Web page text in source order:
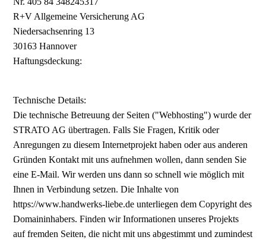
R+V Allgemeine Versicherung AG
Niedersachsenring 13
30163 Hannover
Haftungsdeckung:
Technische Details:
Die technische Betreuung der Seiten ("Webhosting") wurde der
STRATO AG übertragen. Falls Sie Fragen, Kritik oder
Anregungen zu diesem Internetprojekt haben oder aus anderen
Gründen Kontakt mit uns aufnehmen wollen, dann senden Sie
eine E-Mail. Wir werden uns dann so schnell wie möglich mit
Ihnen in Verbindung setzen. Die Inhalte von
https://www.handwerks-liebe.de unterliegen dem Copyright des
Domaininhabers. Finden wir Informationen unseres Projekts
auf fremden Seiten, die nicht mit uns abgestimmt und zumindest